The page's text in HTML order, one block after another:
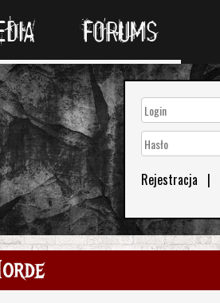
FORUMS
Rejestracja |